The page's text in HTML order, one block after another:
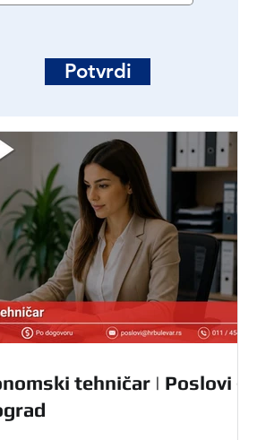
Potvrdi
tehničar | Poslovi -